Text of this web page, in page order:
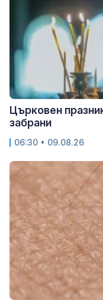
Църковен
забрани
06:30 • 09.08.26